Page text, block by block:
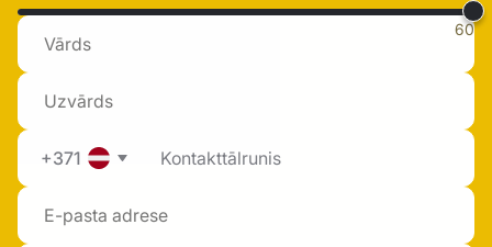
60
+371